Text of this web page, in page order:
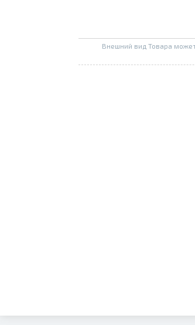
Внешний вид Товара